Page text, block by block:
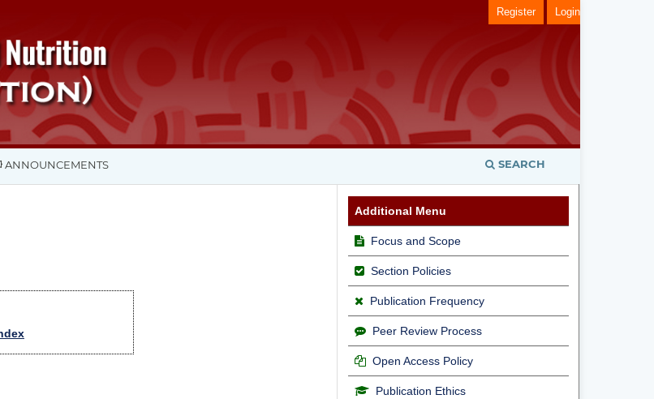
ANNOUNCEMENTS SEARCH
Register Login
Additional Menu
Focus and Scope
Section Policies
Publication Frequency
Peer Review Process
Open Access Policy
Publication Ethics